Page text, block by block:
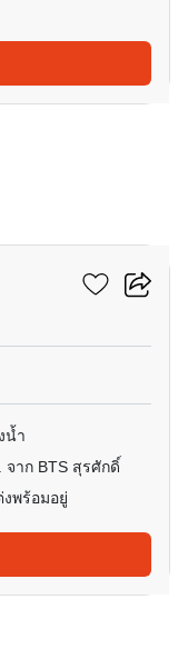
น้ำ
จาก BTS สุรศักดิ์
พร้อมอยู่